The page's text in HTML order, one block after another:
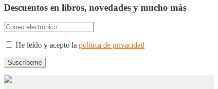
Descuentos en libros, novedades y mucho más
He leído y acepto la política de privacidad